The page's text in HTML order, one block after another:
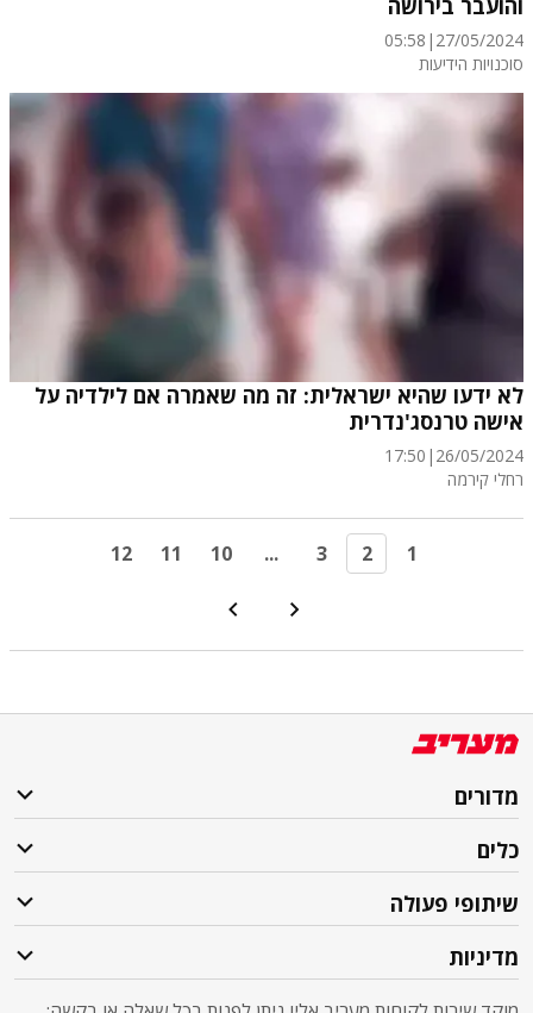
והועבר בירושה
27/05/2024
|
05:58
סוכנויות הידיעות
לא ידעו שהיא ישראלית: זה מה שאמרה אם לילדיה על
אישה טרנסג'נדרית
26/05/2024
|
17:50
רחלי קירמה
12 11 10 ... 3 2 1
מדורים
כלים
שיתופי פעולה
מדיניות